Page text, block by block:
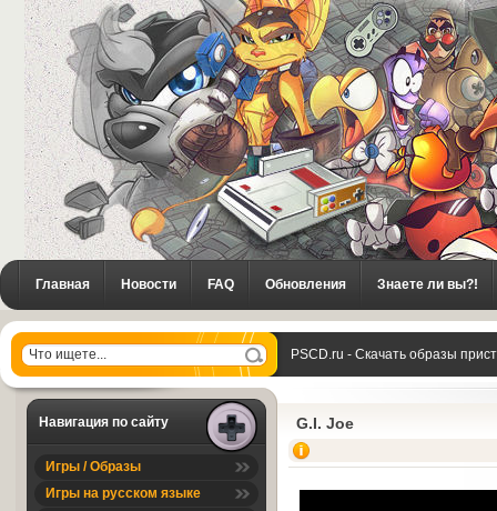
Главная Новости FAQ Обновления Знаете ли вы?!
PSCD.ru - Скачать образы
Навигация по сайту
Игры / Образы
Игры на русском языке
G.I. Joe